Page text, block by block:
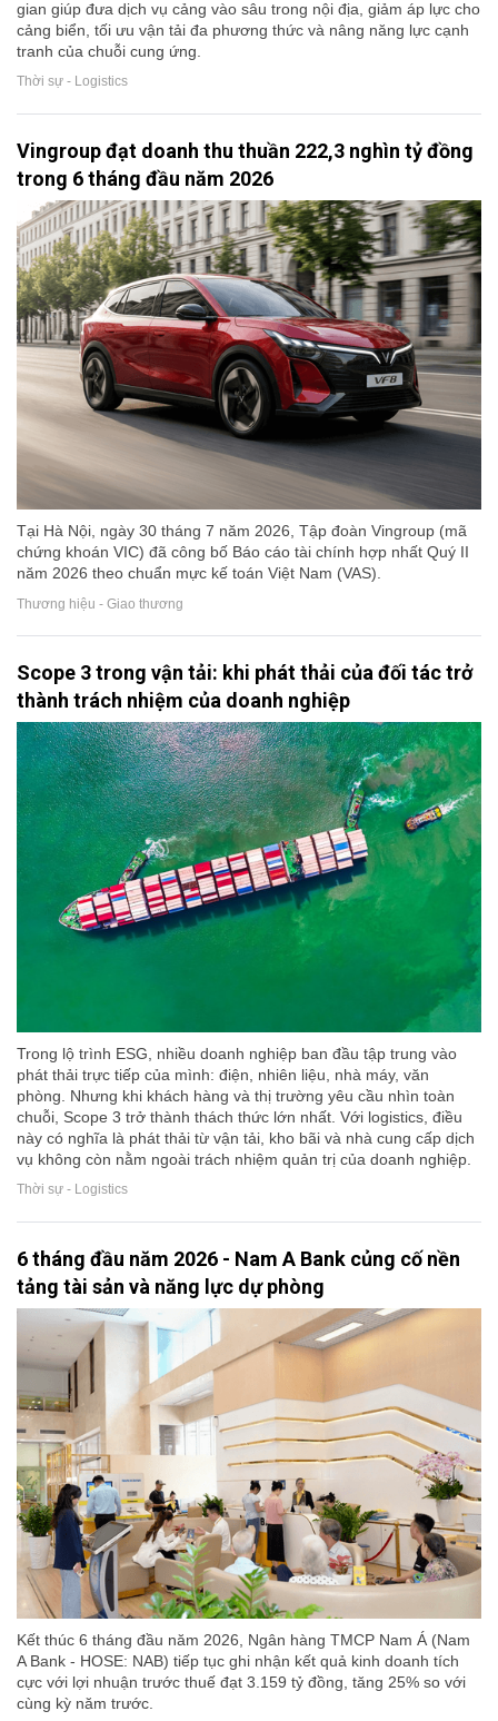
gian giúp đưa dịch vụ cảng vào sâu trong nội địa, giảm áp lực cho
cảng biển, tối ưu vận tải đa phương thức và nâng năng lực cạnh
tranh của chuỗi cung ứng.
Thời sự - Logistics
Vingroup đạt doanh thu thuần 222,3 nghìn tỷ đồng
trong 6 tháng đầu năm 2026
Tại Hà Nội, ngày 30 tháng 7 năm 2026, Tập đoàn Vingroup (mã
chứng khoán VIC) đã công bố Báo cáo tài chính hợp nhất Quý II
năm 2026 theo chuẩn mực kế toán Việt Nam (VAS).
Thương hiệu - Giao thương
Scope 3 trong vận tải: khi phát thải của đối tác trở
thành trách nhiệm của doanh nghiệp
Trong lộ trình ESG, nhiều doanh nghiệp ban đầu tập trung vào
phát thải trực tiếp của mình: điện, nhiên liệu, nhà máy, văn
phòng. Nhưng khi khách hàng và thị trường yêu cầu nhìn toàn
chuỗi, Scope 3 trở thành thách thức lớn nhất. Với logistics, điều
này có nghĩa là phát thải từ vận tải, kho bãi và nhà cung cấp dịch
vụ không còn nằm ngoài trách nhiệm quản trị của doanh nghiệp.
Thời sự - Logistics
6 tháng đầu năm 2026 - Nam A Bank củng cố nền
tảng tài sản và năng lực dự phòng
Kết thúc 6 tháng đầu năm 2026, Ngân hàng TMCP Nam Á (Nam
A Bank - HOSE: NAB) tiếp tục ghi nhận kết quả kinh doanh tích
cực với lợi nhuận trước thuế đạt 3.159 tỷ đồng, tăng 25% so với
cùng kỳ năm trước.